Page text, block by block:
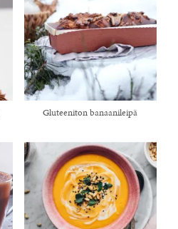
Gluteeniton banaanileipä